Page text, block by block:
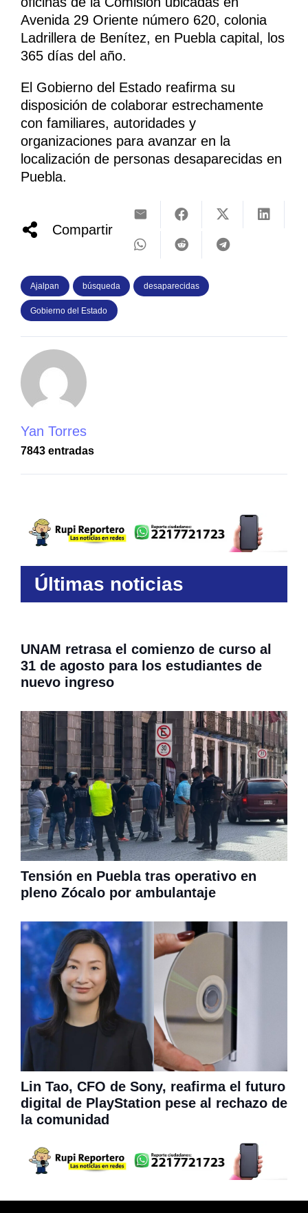
Avenida 29 Oriente número 620, colonia
Ladrillera de Benítez, en Puebla capital, los
365 días del año.
El Gobierno del Estado reafirma su
disposición de colaborar estrechamente
con familiares, autoridades y
organizaciones para avanzar en la
localización de personas desaparecidas en
Puebla.
Compartir
Ajalpan búsqueda desaparecidas
Gobierno del Estado
Yan Torres
7843 entradas
Últimas noticias
UNAM retrasa el comienzo de curso al
31 de agosto para los estudiantes de
nuevo ingreso
Tensión en Puebla tras operativo en
pleno Zócalo por ambulantaje
Lin Tao, CFO de Sony, reafirma el futuro
digital de PlayStation pese al rechazo de
la comunidad